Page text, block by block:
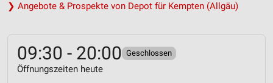
❯ Angebote & Prospekte von Depot für Kempten (Allgäu)
09:30 - 20:00 Geschlossen
Öffnungszeiten heute